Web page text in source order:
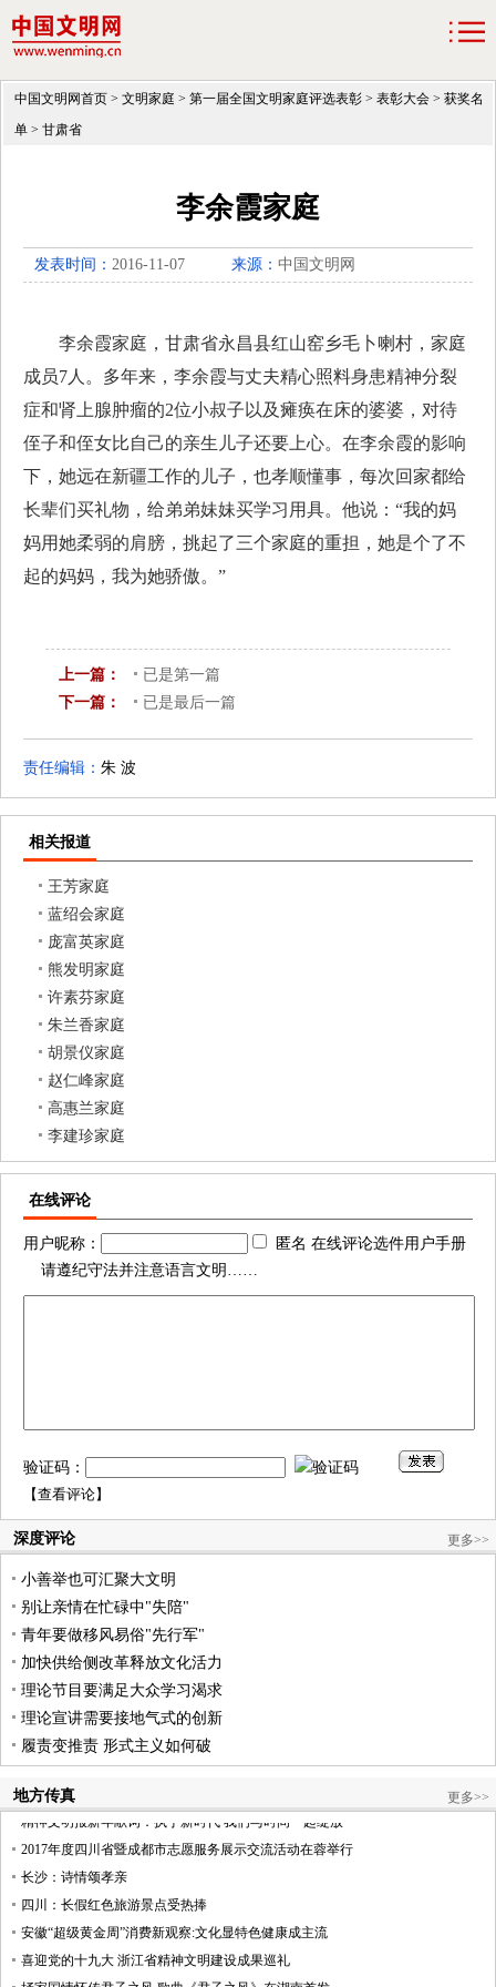
中国文明网首页 > 文明家庭 > 第一届全国文明家庭评选表彰 > 表彰大会 > 获奖名
单 > 甘肃省
李余霞家庭
发表时间： 2016-11-07 来源： 中国文明网
李余霞家庭，甘肃省永昌县红山窑乡毛卜喇村，家庭
成员7 人。多年来，李余霞与丈夫精心照料身患精神分裂
症和肾上腺肿瘤的2位小叔子以及瘫痪在床的婆婆，对待
侄子和侄女比自己的亲生儿子还要上心。在李余霞的影响
下，她远在新疆工作的儿子，也孝顺懂事，每次回家都给
长辈们买礼物，给弟弟妹妹买学习用具。他说：“我的妈
妈用她柔弱的肩膀，挑起了三个家庭的重担，她是个了不
起的妈妈，我为她骄傲。”
上一篇：
已是第一篇
下一篇：
已是最后一篇
责任编辑： 朱 波
相关报道
王芳家庭
蓝绍会家庭
庞富英家庭
熊发明家庭
许素芬家庭
朱兰香家庭
胡景仪家庭
赵仁峰家庭
高惠兰家庭
李建珍家庭
在线评论
用户昵称：
匿名 在线评论选件用户手册
请遵纪守法并注意语言文明……
验证码：
【查看评论】
深度评论 更多>>
小善举也可汇聚大文明
别让亲情在忙碌中"失陪"
青年要做移风易俗"先行军"
加快供给侧改革释放文化活力
理论节目要满足大众学习渴求
理论宣讲需要接地气式的创新
履责变推责 形式主义如何破
地方传真 更多>>